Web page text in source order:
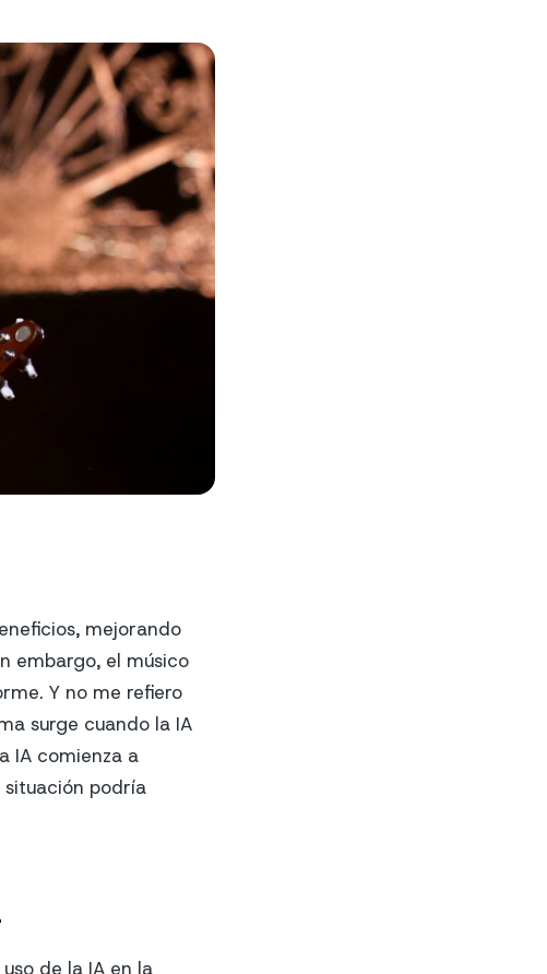
mejorando
embargo, el músico
Y no me refiero
surge cuando la IA
IA comienza a
podría
de la IA en la